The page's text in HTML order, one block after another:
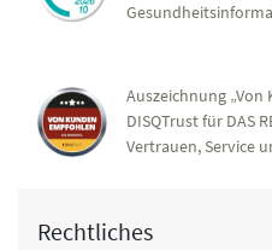
Auszeichnung
DISQTrust für DAS
Vertrauen, Service
Rechtliches